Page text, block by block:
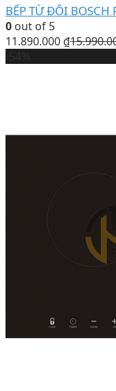
BẾP TỪ ĐÔI BOSCH
0 out of 5
11.890.000 ₫